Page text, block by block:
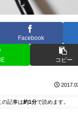
Facebook
コピー
の記事は約1分で読めます。